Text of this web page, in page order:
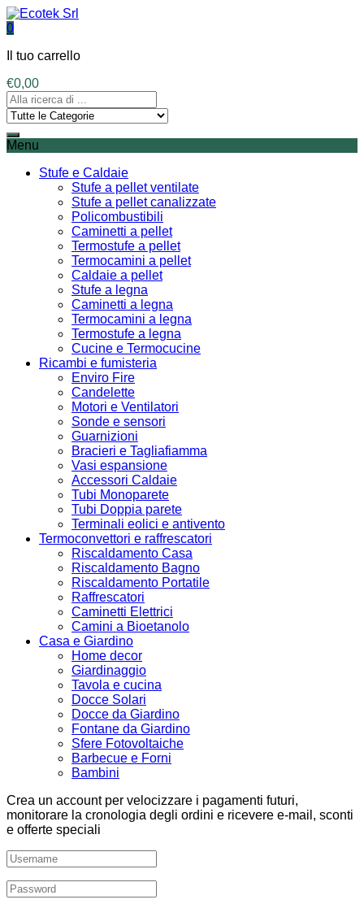
0
Il tuo carrello
€0,00
Menu
Stufe e Caldaie
Stufe a pellet ventilate
Stufe a pellet canalizzate
Policombustibili
Caminetti a pellet
Termostufe a pellet
Termocamini a pellet
Caldaie a pellet
Stufe a legna
Caminetti a legna
Termocamini a legna
Termostufe a legna
Cucine e Termocucine
Ricambi e fumisteria
Enviro Fire
Candelette
Motori e Ventilatori
Sonde e sensori
Guarnizioni
Bracieri e Tagliafiamma
Vasi espansione
Accessori Caldaie
Tubi Monoparete
Tubi Doppia parete
Terminali eolici e antivento
Termoconvettori e raffrescatori
Riscaldamento Casa
Riscaldamento Bagno
Riscaldamento Portatile
Raffrescatori
Caminetti Elettrici
Camini a Bioetanolo
Casa e Giardino
Home decor
Giardinaggio
Tavola e cucina
Docce Solari
Docce da Giardino
Fontane da Giardino
Sfere Fotovoltaiche
Barbecue e Forni
Bambini
Crea un account per velocizzare i pagamenti futuri,
monitorare la cronologia degli ordini e ricevere e-mail, sconti
e offerte speciali